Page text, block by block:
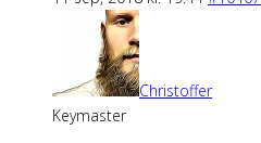
Christoffer
Keymaster